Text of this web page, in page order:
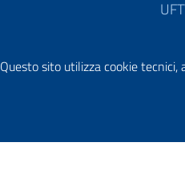
Questo sito utilizza cookie tecnici,